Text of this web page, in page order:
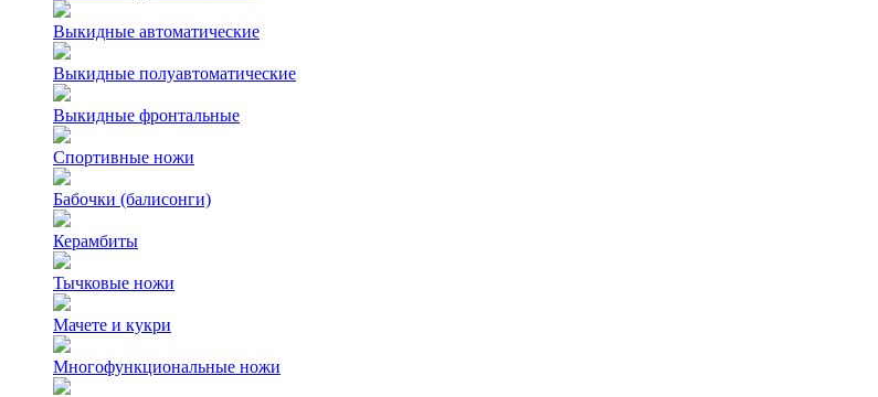
Выкидные автоматические
Выкидные полуавтоматические
Выкидные фронтальные
Спортивные ножи
Бабочки (балисонги)
Керамбиты
Тычковые ножи
Мачете и кукри
Многофункциональные ножи